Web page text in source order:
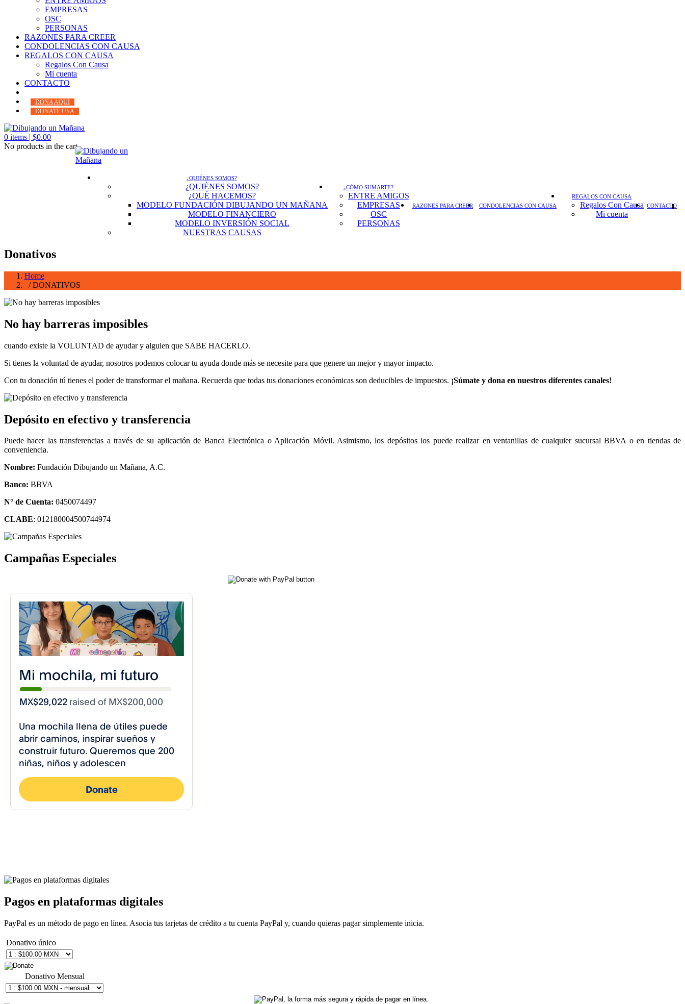
EMPRESAS
OSC
PERSONAS
RAZONES PARA CREER
CONDOLENCIAS CON CAUSA
REGALOS CON CAUSA
Regalos Con Causa
Mi cuenta
CONTACTO
DONA AQUÍ
DONATE USA
0 items | $0.00
No products in the cart.
¿QUIÉNES SOMOS?
¿QUIÉNES SOMOS?
¿QUÉ HACEMOS?
MODELO FUNDACIÓN DIBUJANDO UN MAÑANA
MODELO FINANCIERO
MODELO INVERSIÓN SOCIAL
NUESTRAS CAUSAS
¿CÓMO SUMARTE?
ENTRE AMIGOS
EMPRESAS
OSC
PERSONAS
RAZONES PARA CREER CONDOLENCIAS CON CAUSA
REGALOS CON CAUSA
Regalos Con Causa
Mi cuenta
CONTACTO
Donativos
Home
/ DONATIVOS
No hay barreras imposibles
cuando existe la VOLUNTAD de ayudar y alguien que SABE HACERLO.
Si tienes la voluntad de ayudar, nosotros podemos colocar tu ayuda donde más se necesite para que genere un mejor y mayor impacto.
Con tu donación tú tienes el poder de transformar el mañana. Recuerda que todas tus donaciones económicas son deducibles de impuestos. ¡Súmate y dona en nuestros diferentes canales!
Depósito en efectivo y transferencia
Puede hacer las transferencias a través de su aplicación de Banca Electrónica o Aplicación Móvil. Asimismo, los depósitos los puede realizar en ventanillas de cualquier sucursal BBVA o en tiendas de
conveniencia.
Nombre: Fundación Dibujando un Mañana, A.C.
Banco: BBVA
N° de Cuenta: 0450074497
CLABE: 012180004500744974
Campañas Especiales
Pagos en plataformas digitales
PayPal es un método de pago en línea. Asocia tus tarjetas de crédito a tu cuenta PayPal y, cuando quieras pagar simplemente inicia.
Donativo único
Donativo Mensual